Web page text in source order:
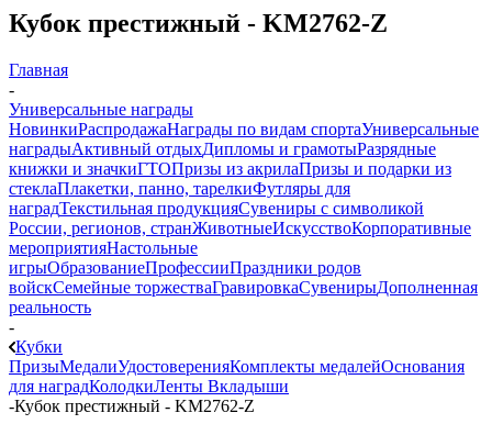
Кубок престижный - KM2762-Z
Главная
-
Универсальные награды
НовинкиРаспродажаНаграды по видам спортаУниверсальные
наградыАктивный отдыхДипломы и грамотыРазрядные
книжки и значкиГТОПризы из акрилаПризы и подарки из
стеклаПлакетки, панно, тарелкиФутляры для
наградТекстильная продукцияСувениры с символикой
России, регионов, странЖивотныеИскусствоКорпоративные
мероприятияНастольные
игрыОбразованиеПрофессииПраздники родов
войскСемейные торжестваГравировкаСувенирыДополненная
реальность
-
Кубки
ПризыМедалиУдостоверенияКомплекты медалейОснования
для наградКолодкиЛенты Вкладыши
-Кубок престижный - KM2762-Z